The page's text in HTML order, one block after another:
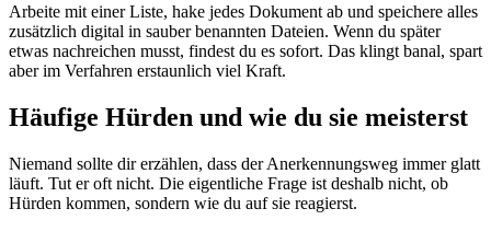
Arbeite mit einer Liste, hake jedes Dokument ab und speichere alles
zusätzlich digital in sauber benannten Dateien. Wenn du später
etwas nachreichen musst, findest du es sofort. Das klingt banal, spart
aber im Verfahren erstaunlich viel Kraft.
Häufige Hürden und wie du sie meisterst
Niemand sollte dir erzählen, dass der Anerkennungsweg immer glatt
läuft. Tut er oft nicht. Die eigentliche Frage ist deshalb nicht, ob
Hürden kommen, sondern wie du auf sie reagierst.